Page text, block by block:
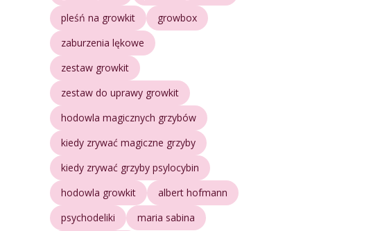
pleśń na growkit
growbox
zaburzenia lękowe
zestaw growkit
zestaw do uprawy growkit
hodowla magicznych grzybów
kiedy zrywać magiczne grzyby
kiedy zrywać grzyby psylocybin
hodowla growkit
albert hofmann
psychodeliki
maria sabina